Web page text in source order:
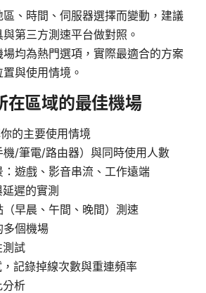
、時間、伺服器選擇而變動，建議
第三方測速平台做對照。
均為熱門選項，實際最適合的方案
與使用情境。
在區域的最佳機場
的主要使用情境
機/筆電/路由器）與同時使用人數
：遊戲、影音串流、工作遠端
遲的實測
早晨、午間、晚間）測速
多個機場
測試
記錄掉線次數與重連頻率
分析